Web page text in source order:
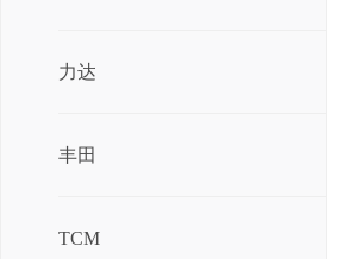
力达
丰田
TCM